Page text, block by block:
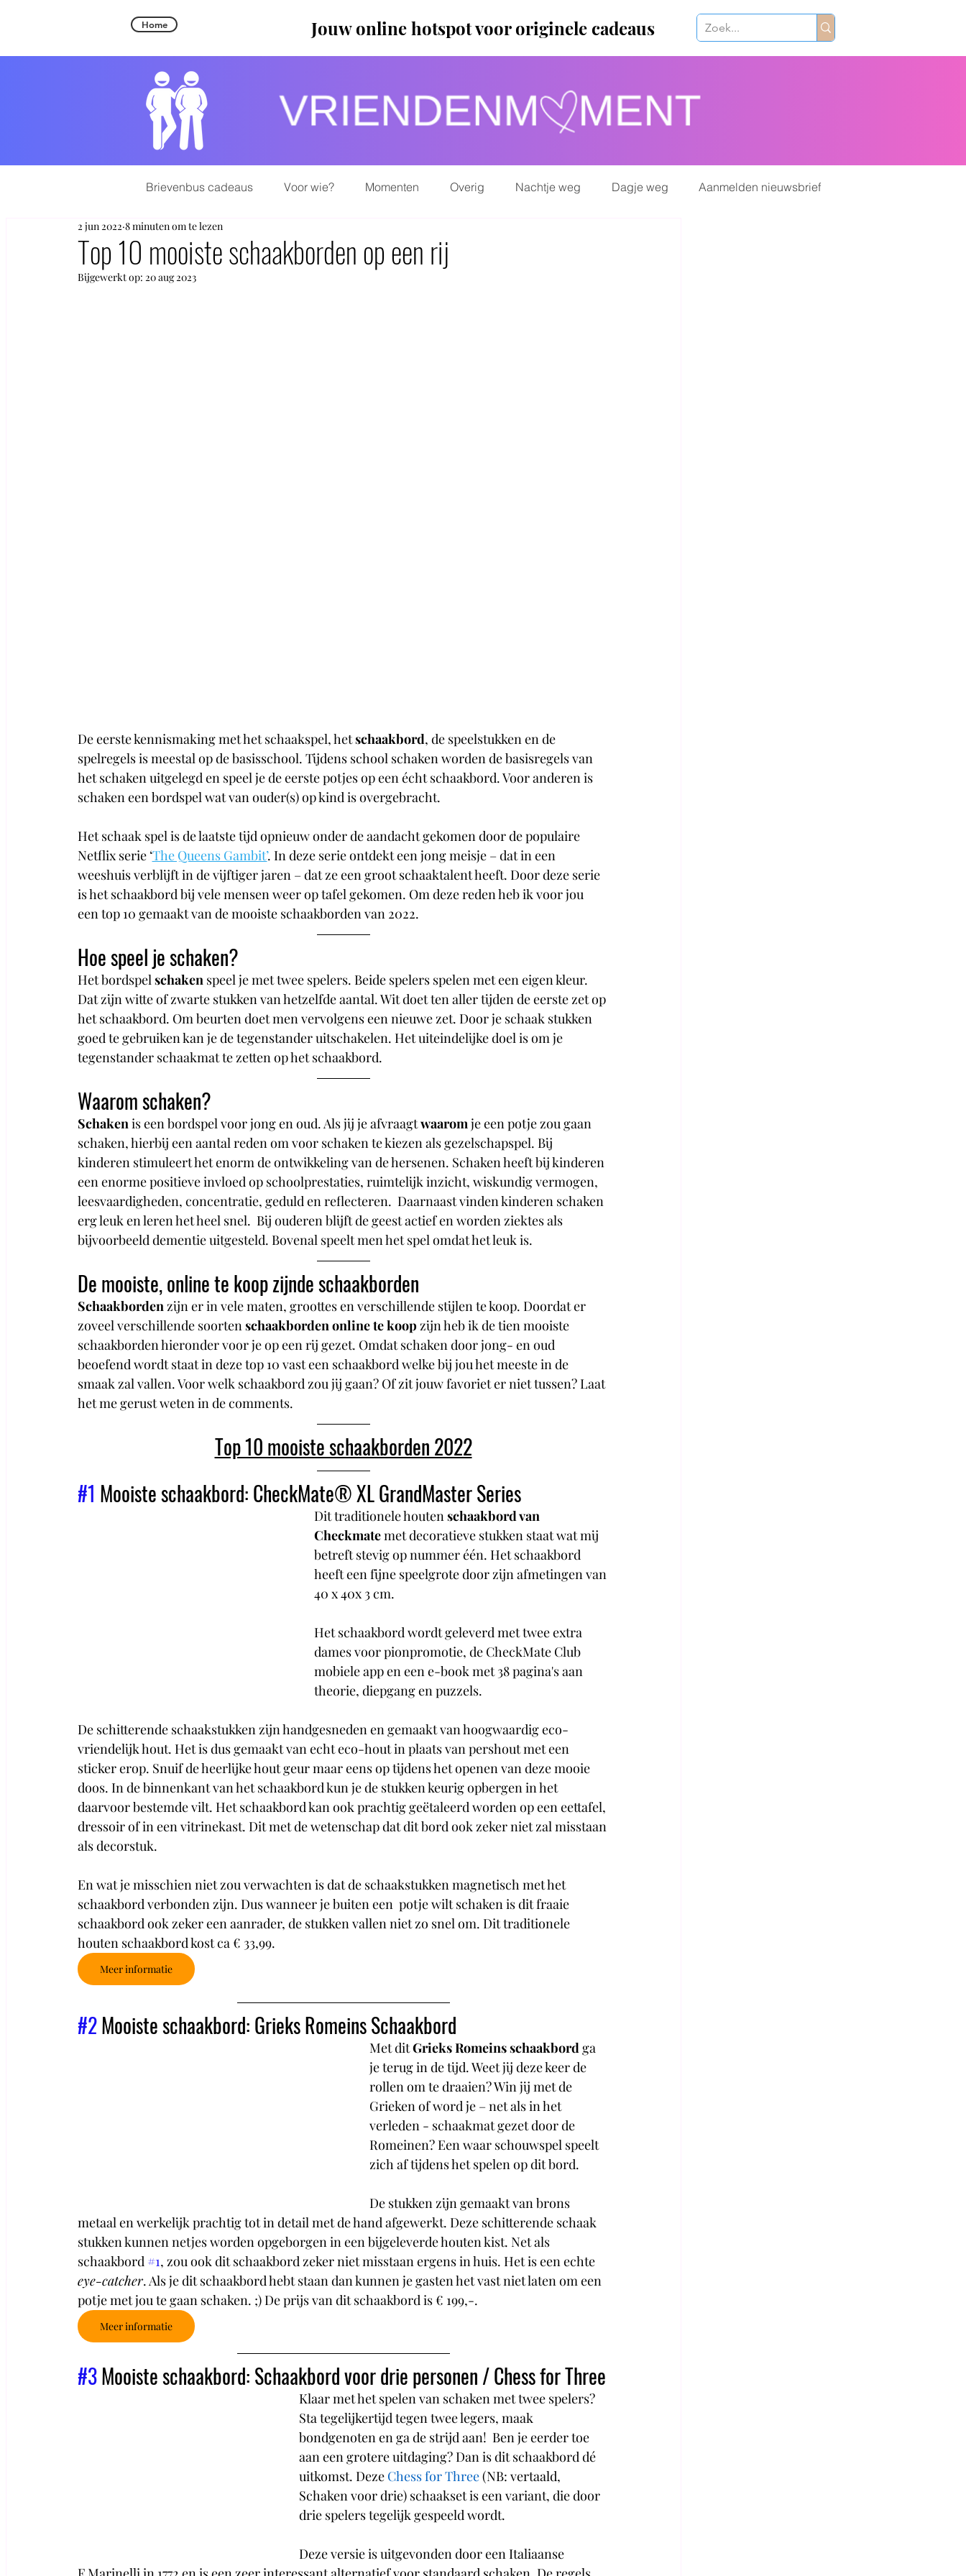
Home Jouw online hotspot voor originele cadeaus
Brievenbus cadeaus Voor wie? Momenten Overig Nachtje weg Dagje weg Aanmelden nieuwsbrief
Top 10 mooiste schaakborden op een rij
2 jun 2022 8 minuten om te lezen
Bijgewerkt op: 20 aug 2023
De eerste kennismaking met het schaakspel, het schaakbord, de speelstukken en de
spelregels is meestal op de basisschool. Tijdens school schaken worden de basisregels van
het schaken uitgelegd en speel je de eerste potjes op een écht schaakbord. Voor anderen is
schaken een bordspel wat van ouder(s) op kind is overgebracht.
Het schaak spel is de laatste tijd opnieuw onder de aandacht gekomen door de populaire
Netflix serie ‘The Queens Gambit’. In deze serie ontdekt een jong meisje – dat in een
weeshuis verblijft in de vijftiger jaren – dat ze een groot schaaktalent heeft. Door deze serie
is het schaakbord bij vele mensen weer op tafel gekomen. Om deze reden heb ik voor jou
een top 10 gemaakt van de mooiste schaakborden van 2022.
Hoe speel je schaken?
Het bordspel schaken speel je met twee spelers. Beide spelers spelen met een eigen kleur.
Dat zijn witte of zwarte stukken van hetzelfde aantal. Wit doet ten aller tijden de eerste zet op
het schaakbord. Om beurten doet men vervolgens een nieuwe zet. Door je schaak stukken
goed te gebruiken kan je de tegenstander uitschakelen. Het uiteindelijke doel is om je
tegenstander schaakmat te zetten op het schaakbord.
Waarom schaken?
Schaken is een bordspel voor jong en oud. Als jij je afvraagt waarom je een potje zou gaan
schaken, hierbij een aantal reden om voor schaken te kiezen als gezelschapspel. Bij
kinderen stimuleert het enorm de ontwikkeling van de hersenen. Schaken heeft bij kinderen
een enorme positieve invloed op schoolprestaties, ruimtelijk inzicht, wiskundig vermogen,
leesvaardigheden, concentratie, geduld en reflecteren.  Daarnaast vinden kinderen schaken
erg leuk en leren het heel snel.  Bij ouderen blijft de geest actief en worden ziektes als
bijvoorbeeld dementie uitgesteld. Bovenal speelt men het spel omdat het leuk is.
De mooiste, online te koop zijnde schaakborden
Schaakborden zijn er in vele maten, groottes en verschillende stijlen te koop. Doordat er
zoveel verschillende soorten schaakborden online te koop zijn heb ik de tien mooiste
schaakborden hieronder voor je op een rij gezet. Omdat schaken door jong- en oud
beoefend wordt staat in deze top 10 vast een schaakbord welke bij jou het meeste in de
smaak zal vallen. Voor welk schaakbord zou jij gaan? Of zit jouw favoriet er niet tussen? Laat
het me gerust weten in de comments.
Top 10 mooiste schaakborden 2022
#1 Mooiste schaakbord: CheckMate® XL GrandMaster Series
Dit traditionele houten schaakbordvan
Checkmate met decoratieve stukken staat wat mij
betreft stevig op nummer één. Het schaakbord
heeft een fijne speelgrote door zijn afmetingen van
40 x 40x 3 cm.
Het schaakbord wordt geleverd met twee extra
dames voor pionpromotie, de CheckMate Club
mobiele app en een e-book met 38 pagina's aan
theorie, diepgang en puzzels.
De schitterende schaakstukken zijn handgesneden en gemaakt van hoogwaardig eco-
vriendelijk hout. Het is dus gemaakt van echt eco-hout in plaats van pershout met een
sticker erop. Snuif de heerlijke hout geur maar eens op tijdens het openen van deze mooie
doos. In de binnenkant van het schaakbord kun je de stukken keurig opbergen in het
daarvoor bestemde vilt. Het schaakbord kan ook prachtig geëtaleerd worden op een eettafel,
dressoir of in een vitrinekast. Dit met de wetenschap dat dit bord ook zeker niet zal misstaan
als decorstuk.
En wat je misschien niet zou verwachten is dat de schaakstukken magnetisch met het
schaakbord verbonden zijn. Dus wanneer je buiten een  potje wilt schaken is dit fraaie
schaakbord ook zeker een aanrader, de stukken vallen niet zo snel om. Dit traditionele
houten schaakbord kost ca € 33,99.
Meer informatie
#2 Mooiste schaakbord: Grieks Romeins Schaakbord
Met dit Grieks Romeins schaakbord ga
je terug in de tijd. Weet jij deze keer de
rollen om te draaien? Win jij met de
Grieken of word je – net als in het
verleden - schaakmat gezet door de
Romeinen? Een waar schouwspel speelt
zich af tijdens het spelen op dit bord.
De stukken zijn gemaakt van brons
metaal en werkelijk prachtig tot in detail met de hand afgewerkt. Deze schitterende schaak
stukken kunnen netjes worden opgeborgen in een bijgeleverde houten kist. Net als
schaakbord #1, zou ook dit schaakbord zeker niet misstaan ergens in huis. Het is een echte
eye-catcher. Als je dit schaakbord hebt staan dan kunnen je gasten het vast niet laten om een
potje met jou te gaan schaken. ;) De prijs van dit schaakbord is € 199,-.
Meer informatie
#3 Mooiste schaakbord: Schaakbord voor drie personen / Chess for Three
Klaar met het spelen van schaken met twee spelers?
Sta tegelijkertijd tegen twee legers, maak
bondgenoten en ga de strijd aan!  Ben je eerder toe
aan een grotere uitdaging? Dan is dit schaakbord dé
uitkomst. Deze Chess for Three (NB: vertaald,
Schaken voor drie) schaakset is een variant, die door
drie spelers tegelijk gespeeld wordt.
Deze versie is uitgevonden door een Italiaanse